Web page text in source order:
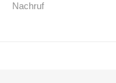
Nachruf